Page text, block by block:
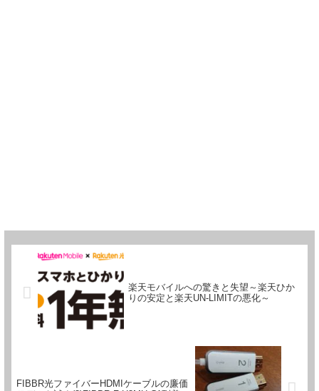
楽天モバイルへの驚きと失望～楽天ひか
りの安定と楽天UN-LIMITの悪化～
FIBBR光ファイバーHDMIケーブルの廉価